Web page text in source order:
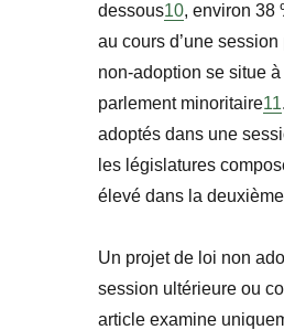
dessous10, environ 38
au cours d’une
non-adoption se situe à
parlement minoritaire11
adoptés dans une
les législatures
élevé dans la
Un projet de loi non
session ultérieure ou
article examine